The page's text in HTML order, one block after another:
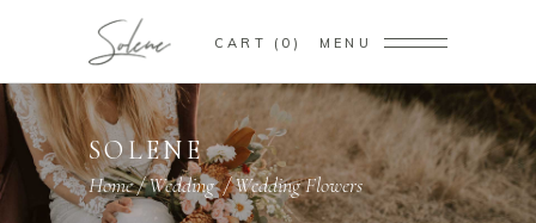
CART 0 MENU
SOLENE
Home/Wedding/Wedding Flowers